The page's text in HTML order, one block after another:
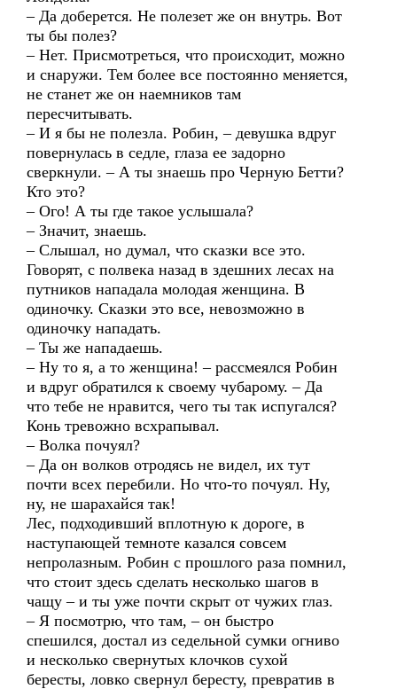
– Да доберется. Не полезет же он внутрь. Вот
ты бы полез?
– Нет. Присмотреться, что происходит, можно
и снаружи. Тем более все постоянно меняется,
не станет же он наемников там
пересчитывать.
– И я бы не полезла. Робин, – девушка вдруг
повернулась в седле, глаза ее задорно
сверкнули. – А ты знаешь про Черную Бетти?
Кто это?
– Ого! А ты где такое услышала?
– Значит, знаешь.
– Слышал, но думал, что сказки все это.
Говорят, с полвека назад в здешних лесах на
путников нападала молодая женщина. В
одиночку. Сказки это все, невозможно в
одиночку нападать.
– Ты же нападаешь.
– Ну то я, а то женщина! – рассмеялся Робин
и вдруг обратился к своему чубарому. – Да
что тебе не нравится, чего ты так испугался?
Конь тревожно всхрапывал.
– Волка почуял?
– Да он волков отродясь не видел, их тут
почти всех перебили. Но что-то почуял. Ну,
ну, не шарахайся так!
Лес, подходивший вплотную к дороге, в
наступающей темноте казался совсем
непролазным. Робин с прошлого раза помнил,
что стоит здесь сделать несколько шагов в
чащу – и ты уже почти скрыт от чужих глаз.
– Я посмотрю, что там, – он быстро
спешился, достал из седельной сумки огниво
и несколько свернутых клочков сухой
бересты, ловко свернул бересту, превратив в